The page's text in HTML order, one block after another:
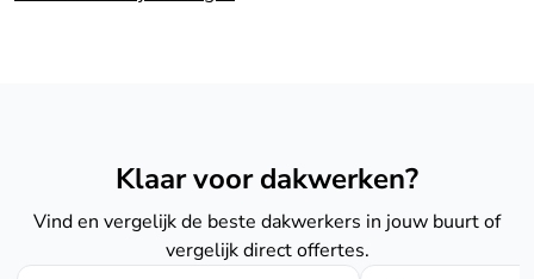
Klaar voor dakwerken?
Vind en vergelijk de beste dakwerkers in jouw buurt of
vergelijk direct offertes.